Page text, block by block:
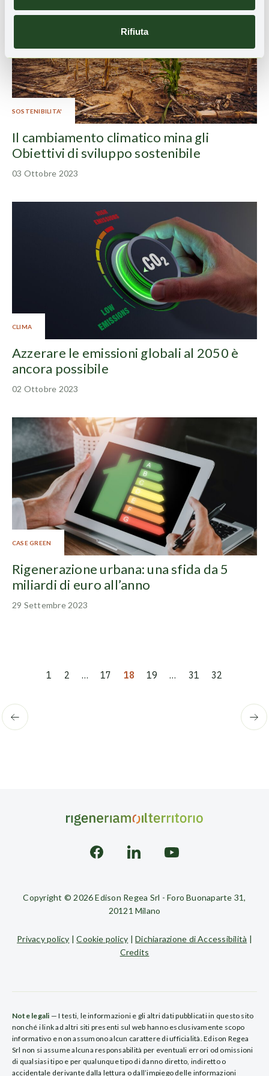
Rifiuta
SOSTENIBILITA'
Il cambiamento climatico mina gli
Obiettivi di sviluppo sostenibile
03 Ottobre 2023
CLIMA
Azzerare le emissioni globali al 2050 è
ancora possibile
02 Ottobre 2023
CASE GREEN
Rigenerazione urbana: una sfida da 5
miliardi di euro all’anno
29 Settembre 2023
1 2 … 17 18 19 … 31 32
Copyright © 2026 Edison Regea Srl - Foro Buonaparte 31,
20121 Milano
Privacy policy |Cookie policy |Dichiarazione di Accessibilità |
Credits
Note legali — I testi, le informazioni e gli altri dati pubblicati in questo sito
nonché i link ad altri siti presenti sul web hanno esclusivamente scopo
informativo e non assumono alcun carattere di ufficialità. Edison Regea
Srl non si assume alcuna responsabilità per eventuali errori od omissioni
di qualsiasi tipo e per qualunque tipo di danno diretto, indiretto o
accidentale derivante dalla lettura o dall’impiego delle informazioni